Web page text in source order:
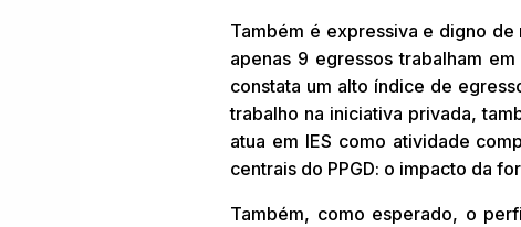
Também é expressiva e digno
apenas 9 egressos trabalham
constata um alto índice de
trabalho na iniciativa privada,
atua em IES como atividade
centrais do PPGD: o impacto da
Também, como esperado, o